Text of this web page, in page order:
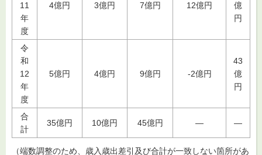
11
年
度
4億円 3億円 7億円 12億円
億
円
令
和
12
年
度
5億円 4億円 9億円 -2億円
43
億
円
合
計
35億円 10億円 45億円 ― ―
（端数調整のため、歳入歳出差引及び合計が一致しない箇所があ